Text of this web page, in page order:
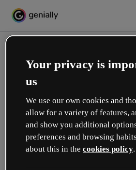
Se
Connectez-vous avec
Your privacy is
us
We use our own cookies and
allow for a variety of features,
and show you additional
preferences and browsing
about this in the cookies policy.